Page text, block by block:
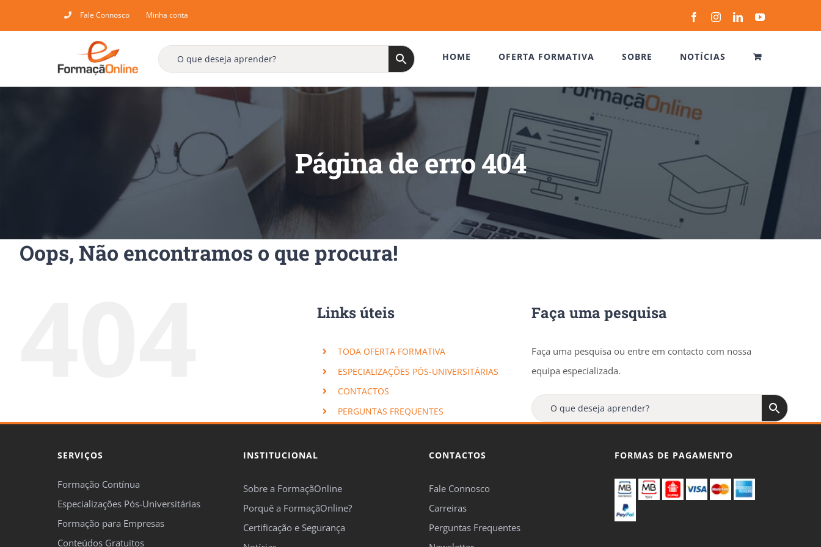
to
Fale Connosco Minha conta FacebookInstagramLinkedInYouTube
HOME OFERTA FORMATIVA SOBRE NOTÍCIAS
Página de erro 404
Oops, Não encontramos o que procura!
Links úteis
TODA OFERTA FORMATIVA
ESPECIALIZAÇÕES PÓS-UNIVERSITÁRIAS
CONTACTOS
PERGUNTAS FREQUENTES
Faça uma pesquisa
Faça uma pesquisa ou entre em contacto com nossa
equipa especializada.
SERVIÇOS
Formação Contínua
Especializações Pós-Universitárias
Formação para Empresas
Conteúdos Gratuitos
INSTITUCIONAL
Sobre a FormaçãOnline
Porquê a FormaçãOnline?
Certificação e Segurança
CONTACTOS
Fale Connosco
Carreiras
Perguntas Frequentes
FORMAS DE PAGAMENTO